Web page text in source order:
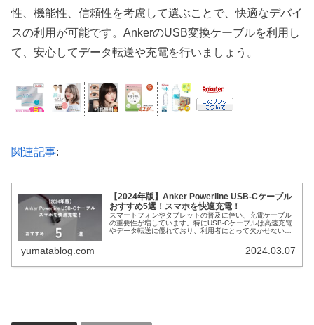
性、機能性、信頼性を考慮して選ぶことで、快適なデバイ
スの利用が可能です。AnkerのUSB変換ケーブルを利用し
て、安心してデータ転送や充電を行いましょう。
関連記事:
【2024年版】Anker Powerline USB-Cケーブル
おすすめ5選！スマホを快適充電！
スマートフォンやタブレットの普及に伴い、充電ケーブル
の重要性が増しています。特にUSB-Cケーブルは高速充電
やデータ転送に優れており、利用者にとって欠かせないア
yumatablog.com 2024.03.07